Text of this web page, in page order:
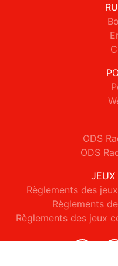
ODS
ODS
JEUX
Règlements des
Règlements
Règlements des jeux